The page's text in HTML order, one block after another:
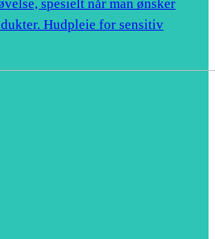
spesielt når man ønsker
Hudpleie for sensitiv